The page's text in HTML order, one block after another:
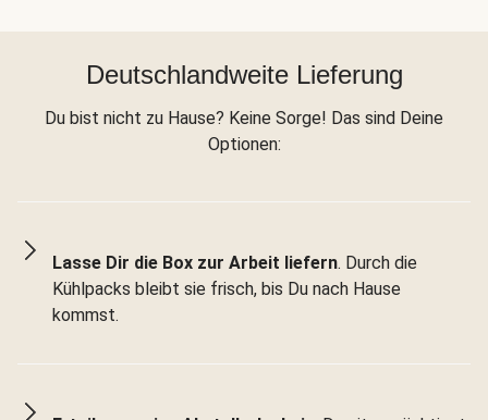
Deutschlandweite Lieferung
Du bist nicht zu Hause? Keine Sorge! Das sind Deine
Optionen:
Lasse Dir die Box zur Arbeit liefern. Durch die
Kühlpacks bleibt sie frisch, bis Du nach Hause
kommst.